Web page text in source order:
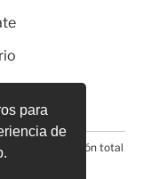
para
de
la reproducción total
electrónico*